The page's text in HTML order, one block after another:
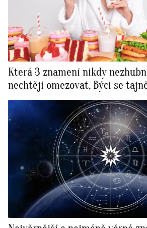
Která 3 znamení nikdy
nechtějí omezovat, Býci se